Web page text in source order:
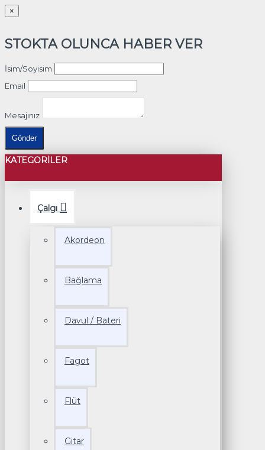
×
STOKTA OLUNCA HABER VER
İsim/Soyisim
Email
Mesajınız
Gönder
KATEGORILER
Çalgı
Akordeon
Bağlama
Davul / Bateri
Fagot
Flüt
Gitar